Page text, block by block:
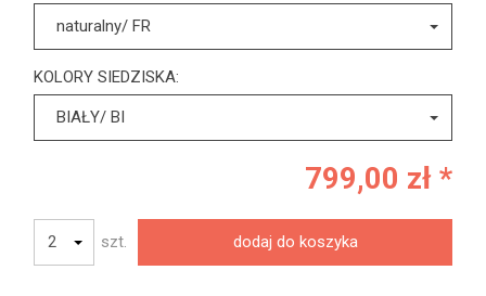
naturalny/ FR
KOLORY SIEDZISKA:
BIAŁY/ BI
799,00 zł *
szt. dodaj do koszyka